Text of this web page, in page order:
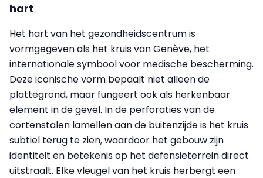
hart
Het hart van het gezondheidscentrum is
vormgegeven als het kruis van Genève, het
internationale symbool voor medische bescherming.
Deze iconische vorm bepaalt niet alleen de
plattegrond, maar fungeert ook als herkenbaar
element in de gevel. In de perforaties van de
cortenstalen lamellen aan de buitenzijde is het kruis
subtiel terug te zien, waardoor het gebouw zijn
identiteit en betekenis op het defensieterrein direct
uitstraalt. Elke vleugel van het kruis herbergt een